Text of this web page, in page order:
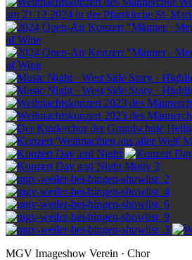
MGV Imageshow Verein · Chor